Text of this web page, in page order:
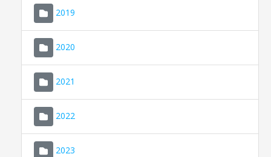
2019
2020
2021
2022
2023